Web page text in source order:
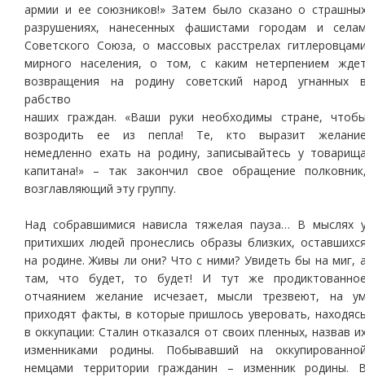
армии и ее союзников!» Затем было сказано о
разрушениях, нанесенных фашистами городам и
Советского Союза, о массовых расстрелах
мирного населения, о том, с каким нетерпением
возвращения на родину советский народ угнанных
рабство
наших граждан. «Ваши руки необходимы стране,
возродить ее из пепла! Те, кто выразит
немедленно ехать на родину, записывайтесь у
капитана!» – так закончил свое обращение
возглавляющий эту группу.
Над собравшимися нависла тяжелая пауза… В мыслях
притихших людей пронеслись образы близких,
на родине. Живы ли они? Что с ними? Увидеть бы на миг,
там, что будет, то будет! И тут же
отчаянием желание исчезает, мысли трезвеют, на
приходят факты, в которые пришлось уверовать,
в оккупации: Сталин отказался от своих пленных, назвав
изменниками родины. Побывавший на
немцами территории гражданин – изменник родины.